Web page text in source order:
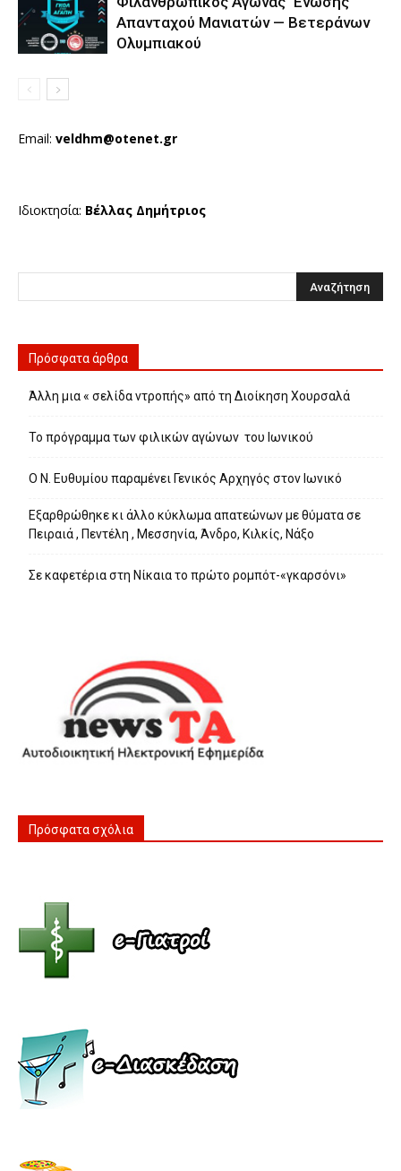
Απανταχού Μανιατών — Βετεράνων
Ολυμπιακού
Email: veldhm@otenet.gr
Ιδιοκτησία: Βέλλας Δημήτριος
Πρόσφατα άρθρα
Άλλη μια « σελίδα ντροπής» από τη Διοίκηση Χουρσαλά
Το πρόγραμμα των φιλικών αγώνων του Ιωνικού
Ο Ν. Ευθυμίου παραμένει Γενικός Αρχηγός στον Ιωνικό
Εξαρθρώθηκε κι άλλο κύκλωμα απατεώνων με θύματα σε
Πειραιά , Πεντέλη , Μεσσηνία, Άνδρο, Κιλκίς, Νάξο
Σε καφετέρια στη Νίκαια το πρώτο ρομπότ-«γκαρσόνι»
Πρόσφατα σχόλια